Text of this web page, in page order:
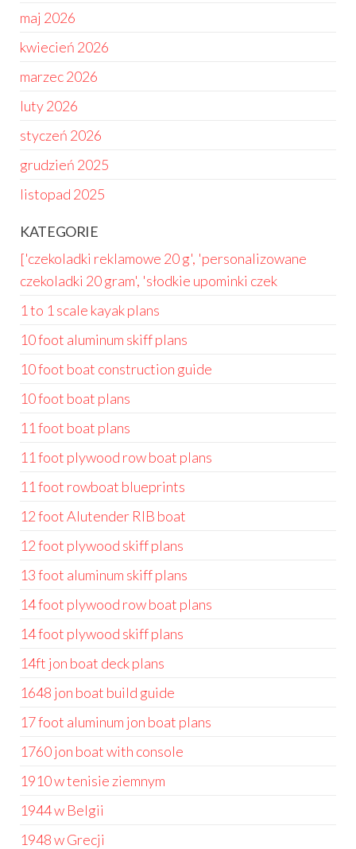
maj 2026
kwiecień 2026
marzec 2026
luty 2026
styczeń 2026
grudzień 2025
listopad 2025
KATEGORIE
['czekoladki reklamowe 20 g', 'personalizowane
czekoladki 20 gram', 'słodkie upominki czek
1 to 1 scale kayak plans
10 foot aluminum skiff plans
10 foot boat construction guide
10 foot boat plans
11 foot boat plans
11 foot plywood row boat plans
11 foot rowboat blueprints
12 foot Alutender RIB boat
12 foot plywood skiff plans
13 foot aluminum skiff plans
14 foot plywood row boat plans
14 foot plywood skiff plans
14ft jon boat deck plans
1648 jon boat build guide
17 foot aluminum jon boat plans
1760 jon boat with console
1910 w tenisie ziemnym
1944 w Belgii
1948 w Grecji